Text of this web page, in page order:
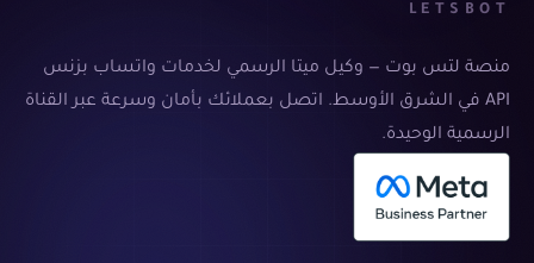
LETSBOT
منصة لتس بوت — وكيل ميتا الرسمي لخدمات واتساب بزنس
API في الشرق الأوسط. اتصل بعملائك بأمان وسرعة عبر القناة
الرسمية الوحيدة.